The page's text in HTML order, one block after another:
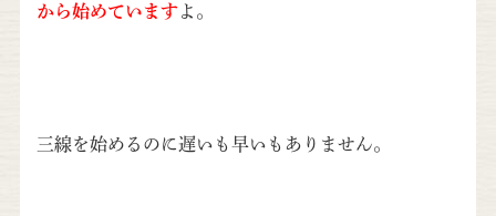
から始めていますよ。
三線を始めるのに遅いも早いもありません。